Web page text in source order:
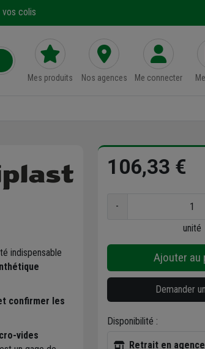
vos colis
Mes produits Nos agences Me connecter
indispensable
confirmer les
vides
106,33 €
-
unité
Ajouter au
Demander
Disponibilité :
Retrait en